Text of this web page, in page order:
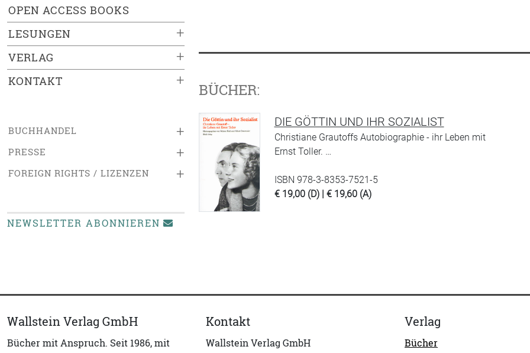
OPEN ACCESS BOOKS
+
LESUNGEN
+
VERLAG
+
KONTAKT
+
BUCHHANDEL
+
PRESSE
+
FOREIGN RIGHTS / LIZENZEN
NEWSLETTER ABONNIEREN
BÜCHER:
DIE GÖTTIN UND IHR SOZIALIST
Christiane Grautoffs Autobiographie - ihr Leben mit
Ernst Toller. …
ISBN 978-3-8353-7521-5
€ 19,00 (D) | € 19,60 (A)
Wallstein Verlag GmbH
Bücher mit Anspruch. Seit 1986, mit
Kontakt
Wallstein Verlag GmbH
Verlag
Bücher